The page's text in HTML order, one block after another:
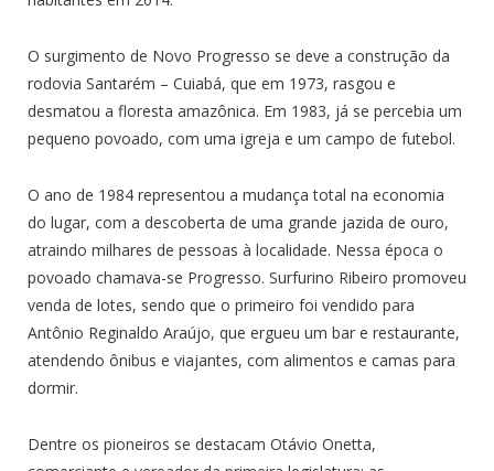
O surgimento de Novo Progresso se deve a construção da
rodovia Santarém – Cuiabá, que em 1973, rasgou e
desmatou a floresta amazônica. Em 1983, já se percebia um
pequeno povoado, com uma igreja e um campo de futebol.
O ano de 1984 representou a mudança total na economia
do lugar, com a descoberta de uma grande jazida de ouro,
atraindo milhares de pessoas à localidade. Nessa época o
povoado chamava-se Progresso. Surfurino Ribeiro promoveu
venda de lotes, sendo que o primeiro foi vendido para
Antônio Reginaldo Araújo, que ergueu um bar e restaurante,
atendendo ônibus e viajantes, com alimentos e camas para
dormir.
Dentre os pioneiros se destacam Otávio Onetta,